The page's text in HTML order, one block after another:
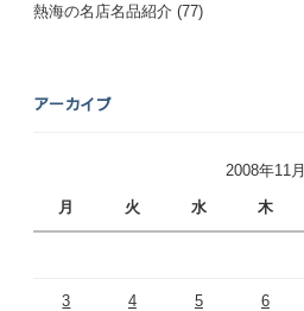
熱海の名店名品紹介 (77)
アーカイブ
2008年11月
月 火 水 木
3 4 5 6